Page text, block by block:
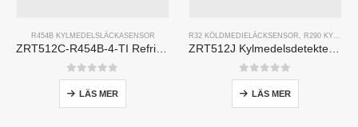
R454B KYLMEDELSLÄCKASENSOR
ZRT512C-R454B-4-TI Refrigerant Sensor Module | NDIR Technology for HVAC & Industrial Safety Monitoring
0av 5
LÄS MER
R32 KÖLDMEDIELÄCKSENSOR , R290 KYLMEDELSLÄCKASENSOR
ZRT512J Kylmedelsdetekteringsmodul | NDIR -gassensor för R32, R454B, R290 | Rs485 kommunikation
0av 5
LÄS MER